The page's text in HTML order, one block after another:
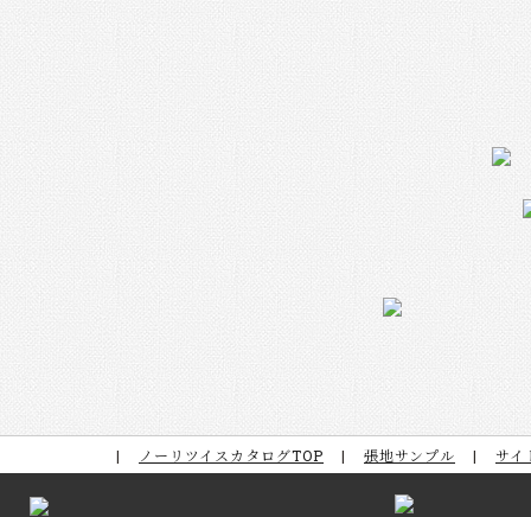
ノーリツイスカタログTOP 張地サンプル サイ